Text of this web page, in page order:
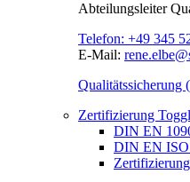
Abteilungsleiter
Telefon: +49 345
E-Mail:
Qualitätssicherung
Zertifizierung
DIN EN
DIN EN ISO